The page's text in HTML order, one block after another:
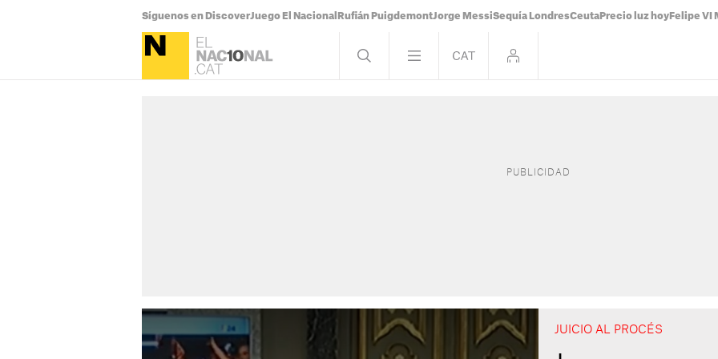
Síguenos en DiscoverJuego El Nacional Rufián PuigdemontJorge MessiSequía LondresCeuta Precio luz hoy Felipe VI
JUICIO AL PROCÉS